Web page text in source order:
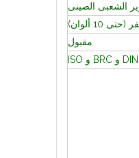
الشعبى الصينى
10 ألوان)
مقبول